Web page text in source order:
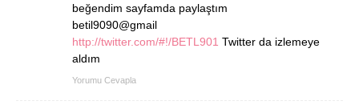
beğendim sayfamda paylaştım
betil9090@gmail
http://twitter.com/#!/BETL901 Twitter da izlemeye
aldım
Yorumu Cevapla